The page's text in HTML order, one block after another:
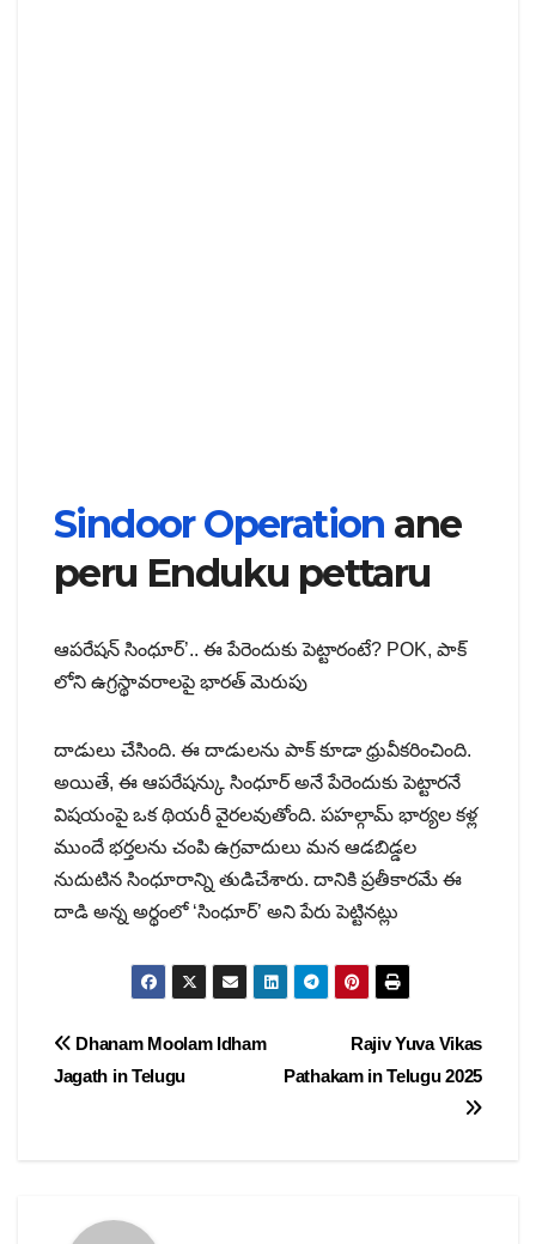
Sindoor Operation ane
peru Enduku pettaru
ఆపరేషన్ సింధూర్’.. ఈ పేరెందుకు పెట్టారంటే? POK, పాక్
లోని ఉగ్రస్థావరాలపై భారత్ మెరుపు
దాడులు చేసింది. ఈ దాడులను పాక్ కూడా ధ్రువీకరించింది.
అయితే, ఈ ఆపరేషన్కు సింధూర్ అనే పేరెందుకు పెట్టారనే
విషయంపై ఒక థియరీ వైరలవుతోంది. పహల్గామ్ భార్యల కళ్ల
ముందే భర్తలను చంపి ఉగ్రవాదులు మన ఆడబిడ్డల
నుదుటిన సింధూరాన్ని తుడిచేశారు. దానికి ప్రతీకారమే ఈ
దాడి అన్న అర్థంలో ‘సింధూర్’ అని పేరు పెట్టినట్లు
Post
navigation
Rajiv Yuva Vikas
Pathakam in Telugu 2025
Dhanam Moolam Idham
Jagath in Telugu